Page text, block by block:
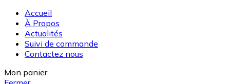
Accueil
À Propos
Actualités
Suivi de commande
Contactez nous
Mon panier